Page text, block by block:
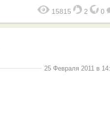
15815 2 0
25 Февраля 2011 в